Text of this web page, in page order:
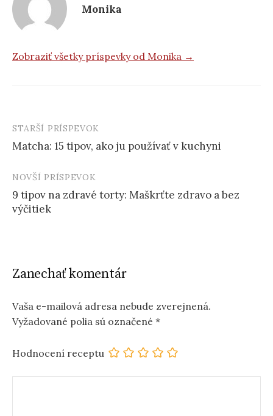
Monika
Zobraziť všetky príspevky od Monika →
Post
navigation
STARŠÍ PRÍSPEVOK
Matcha: 15 tipov, ako ju používať v kuchyni
NOVŠÍ PRÍSPEVOK
9 tipov na zdravé torty: Maškrťte zdravo a bez
výčitiek
Zanechať komentár
Vaša e-mailová adresa nebude zverejnená.
Vyžadované polia sú označené *
Hodnocení receptu